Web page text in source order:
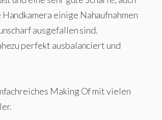
einige Nahaufnahmen
ausgefallen sind.
perfekt ausbalanciert und
Making Of mit vielen